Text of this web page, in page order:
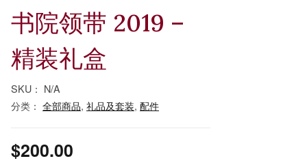
书院领带 2019 –
精装礼盒
SKU： N/A
分类： 全部商品, 礼品及套装, 配件
$200.00